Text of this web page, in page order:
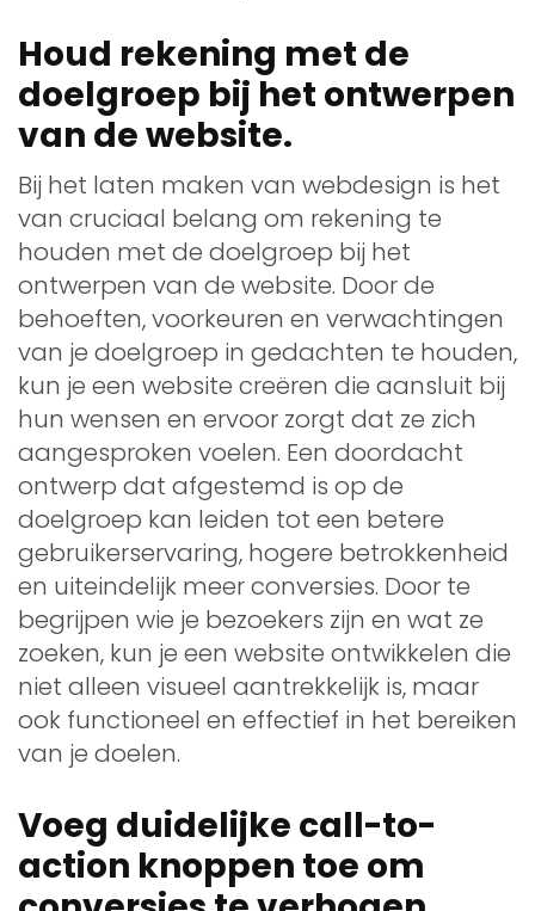
Houd rekening met de
doelgroep bij het ontwerpen
van de website.
Bij het laten maken van webdesign is het
van cruciaal belang om rekening te
houden met de doelgroep bij het
ontwerpen van de website. Door de
behoeften, voorkeuren en verwachtingen
van je doelgroep in gedachten te houden,
kun je een website creëren die aansluit bij
hun wensen en ervoor zorgt dat ze zich
aangesproken voelen. Een doordacht
ontwerp dat afgestemd is op de
doelgroep kan leiden tot een betere
gebruikerservaring, hogere betrokkenheid
en uiteindelijk meer conversies. Door te
begrijpen wie je bezoekers zijn en wat ze
zoeken, kun je een website ontwikkelen die
niet alleen visueel aantrekkelijk is, maar
ook functioneel en effectief in het bereiken
van je doelen.
Voeg duidelijke call-to-
action knoppen toe om